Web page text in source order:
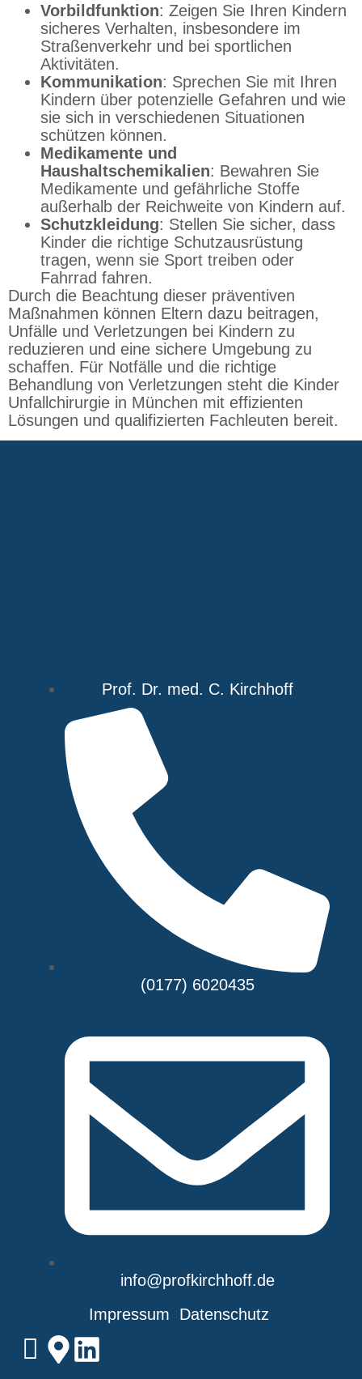
Vorbildfunktion: Zeigen Sie Ihren Kindern
sicheres Verhalten, insbesondere im
Straßenverkehr und bei sportlichen
Aktivitäten.
Kommunikation: Sprechen Sie mit Ihren
Kindern über potenzielle Gefahren und wie
sie sich in verschiedenen Situationen
schützen können.
Medikamente und
Haushaltschemikalien: Bewahren Sie
Medikamente und gefährliche Stoffe
außerhalb der Reichweite von Kindern auf.
Schutzkleidung: Stellen Sie sicher, dass
Kinder die richtige Schutzausrüstung
tragen, wenn sie Sport treiben oder
Fahrrad fahren.
Durch die Beachtung dieser präventiven
Maßnahmen können Eltern dazu beitragen,
Unfälle und Verletzungen bei Kindern zu
reduzieren und eine sichere Umgebung zu
schaffen. Für Notfälle und die richtige
Behandlung von Verletzungen steht die Kinder
Unfallchirurgie in München mit effizienten
Lösungen und qualifizierten Fachleuten bereit.
Prof. Dr. med. C. Kirchhoff
(0177) 6020435
info@profkirchhoff.de
Impressum
Datenschutz